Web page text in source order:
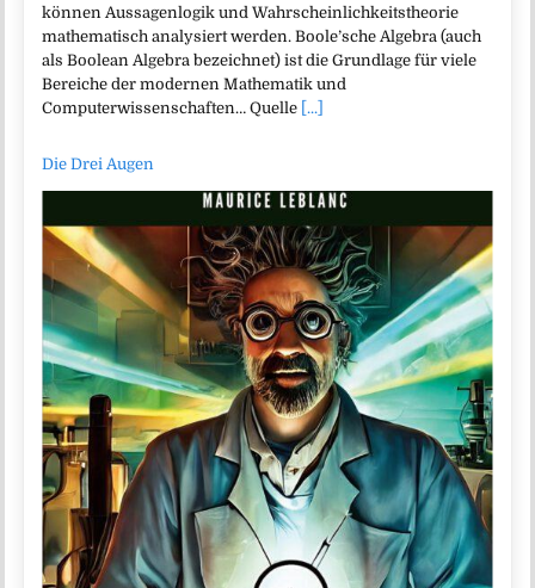
können Aussagenlogik und Wahrscheinlichkeitstheorie
mathematisch analysiert werden. Boole’sche Algebra (auch
als Boolean Algebra bezeichnet) ist die Grundlage für viele
Bereiche der modernen Mathematik und
Computerwissenschaften… Quelle [...]
Die Drei Augen